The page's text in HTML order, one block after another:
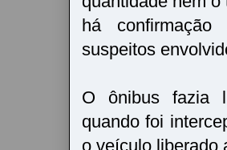
há
suspeitos
O ônibus fazia
quando foi
o veículo liberado